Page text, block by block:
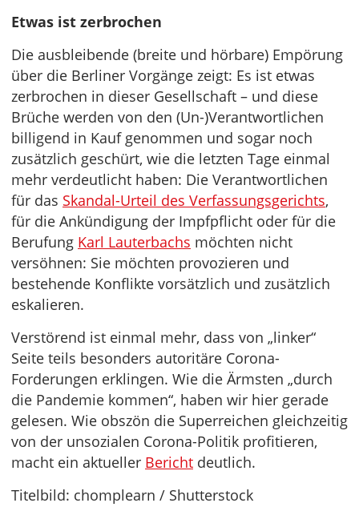
Etwas ist zerbrochen
Die ausbleibende (breite und hörbare) Empörung
über die Berliner Vorgänge zeigt: Es ist etwas
zerbrochen in dieser Gesellschaft – und diese
Brüche werden von den (Un-)Verantwortlichen
billigend in Kauf genommen und sogar noch
zusätzlich geschürt, wie die letzten Tage einmal
mehr verdeutlicht haben: Die Verantwortlichen
für das Skandal-Urteil des Verfassungsgerichts,
für die Ankündigung der Impfpflicht oder für die
Berufung Karl Lauterbachs möchten nicht
versöhnen: Sie möchten provozieren und
bestehende Konflikte vorsätzlich und zusätzlich
eskalieren.
Verstörend ist einmal mehr, dass von „linker“
Seite teils besonders autoritäre Corona-
Forderungen erklingen. Wie die Ärmsten „durch
die Pandemie kommen“, haben wir hier gerade
gelesen. Wie obszön die Superreichen gleichzeitig
von der unsozialen Corona-Politik profitieren,
macht ein aktueller Bericht deutlich.
Titelbild: chomplearn / Shutterstock